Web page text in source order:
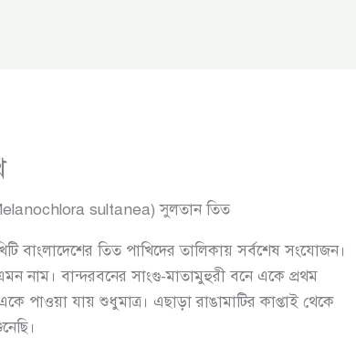
sultanea) সুলতান তিত
বাংলাদেশের তিত পাখিদের তালিকায় সর্বশেষ সংযোজন।
নাম। বান্দরবনের সাংগু-মাতামুহুরী বনে একে প্রথম
পাওয়া যায় শুধুমাত্র। এছাড়া রাঙামাটির কাপ্তাই থেকে